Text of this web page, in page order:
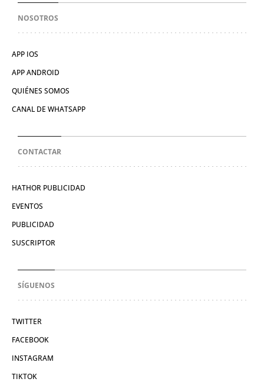
NOSOTROS
APP IOS
APP ANDROID
QUIÉNES SOMOS
CANAL DE WHATSAPP
CONTACTAR
HATHOR PUBLICIDAD
EVENTOS
PUBLICIDAD
SUSCRIPTOR
SÍGUENOS
TWITTER
FACEBOOK
INSTAGRAM
TIKTOK